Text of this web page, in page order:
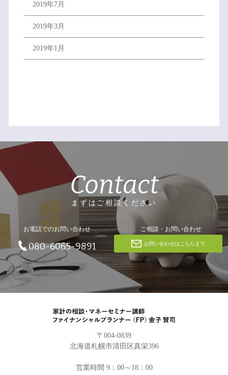
2019年7月
2019年3月
2019年1月
Contact
まずはご相談ください
お電話でのお問い合わせ
080-6065-9891
ご相談・お問い合わせ
お問い合わせはこちらまで
〒004-0839
北海道札幌市清田区真栄396
営業時間 9：00～18：00